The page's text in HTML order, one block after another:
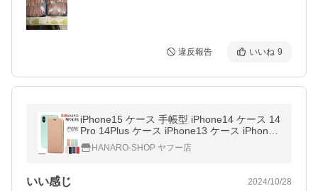
違反報告 いいね 9
iPhone15 ケース 手帳型 iPhone14 ケース 14
Pro 14Plus ケース iPhone13 ケース iPhone
SE 第3世代 ケース 13pro mini ケース 手帳 8
スマホケース
HANARO-SHOP ヤフー店
いい感じ 2024/10/28